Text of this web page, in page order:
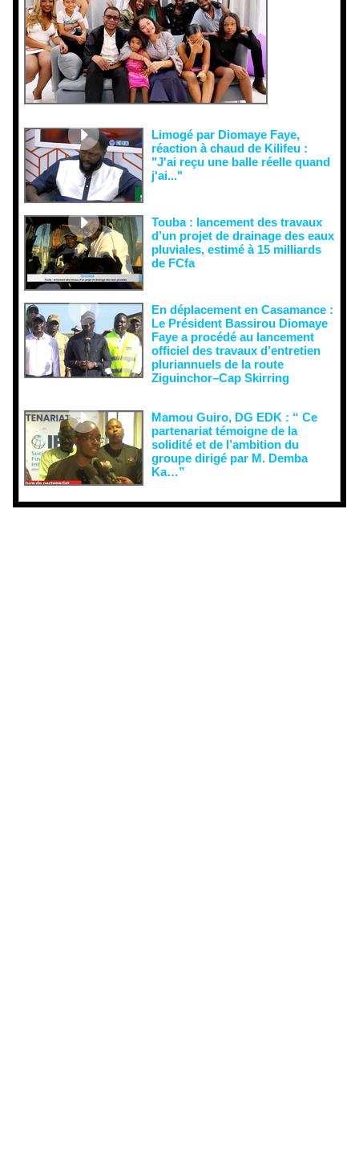
Limogé par Diomaye Faye,
réaction à chaud de Kilifeu :
"J'ai reçu une balle réelle quand
j'ai..."
Touba : lancement des travaux
d’un projet de drainage des eaux
pluviales, estimé à 15 milliards
de FCfa ‎
En déplacement en Casamance :
Le Président Bassirou Diomaye
Faye a procédé au lancement
officiel des travaux d’entretien
pluriannuels de la route
Ziguinchor–Cap Skirring
Mamou Guiro, DG EDK : “ Ce
partenariat témoigne de la
solidité et de l’ambition du
groupe dirigé par M. Demba
Ka…”